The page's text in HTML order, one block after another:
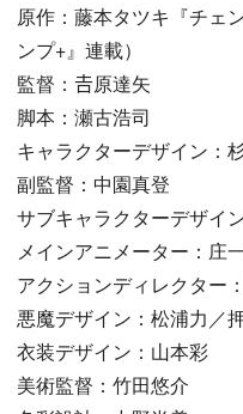
原作：藤本タツキ『チェ
ンプ+』連載）
監督：𠮷原達矢
脚本：瀬古浩司
キャラクターデザイン：
副監督：中園真登
サブキャラクターデザイ
メインアニメーター：庄
アクションディレクター
悪魔デザイン：松浦力／
衣装デザイン：山本彩
美術監督：竹田悠介